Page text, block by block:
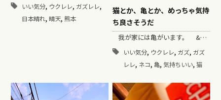
いい気分, ウクレレ, ガズレレ,
日本晴れ, 晴天, 熊本
猫とか、亀とか、めっちゃ気持
ち良さそうだ
我が家には亀がいます。 &…
いい気分, ウクレレ, ガズ, ガズ
レレ, ネコ, 亀, 気持ちいい, 猫